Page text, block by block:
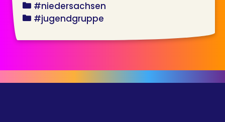
bundesland
#niedersachsen
angebot
#jugendgruppe